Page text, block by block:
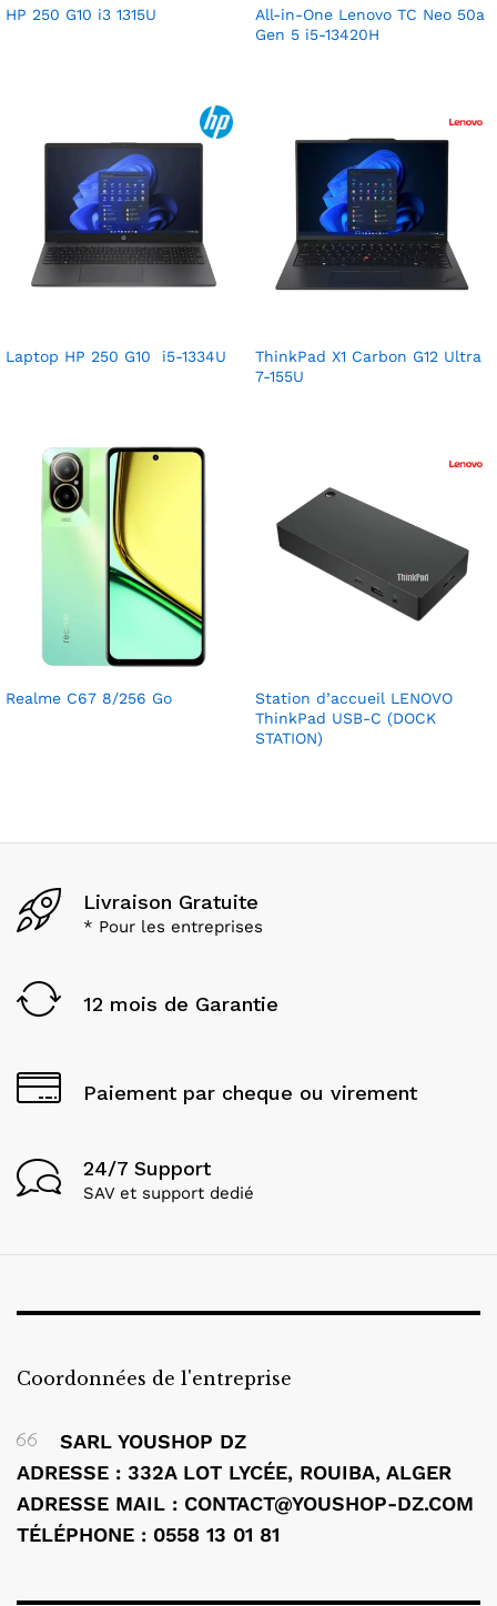
HP 250 G10 i3 1315U
All-in-One Lenovo TC Neo 50a
Gen 5 i5-13420H
Laptop HP 250 G10 i5-1334U
ThinkPad X1 Carbon G12 Ultra
7-155U
Realme C67 8/256 Go
Station d’accueil LENOVO
ThinkPad USB-C (DOCK
STATION)
Livraison Gratuite
* Pour les entreprises
12 mois de Garantie
Paiement par cheque ou virement
24/7 Support
SAV et support dedié
Coordonnées de l'entreprise
SARL YOUSHOP DZ
ADRESSE : 332A LOT LYCÉE, ROUIBA, ALGER
ADRESSE MAIL : CONTACT@YOUSHOP-DZ.COM
TÉLÉPHONE : 0558 13 01 81